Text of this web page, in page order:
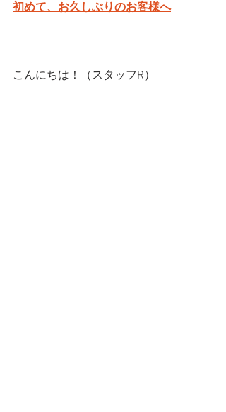
初めて、お久しぶりのお客様へ
こんにちは！（スタッフR）